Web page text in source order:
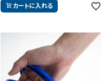
カートに入れる